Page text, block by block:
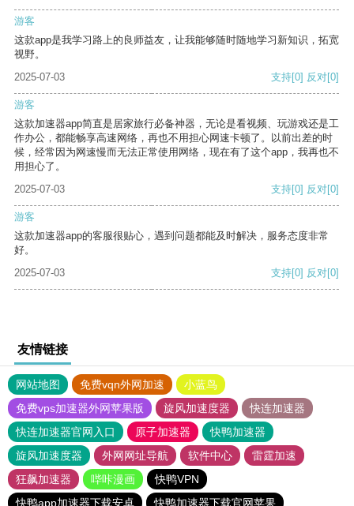
游客
这款app是我学习路上的良师益友，让我能够随时随地学习新知识，拓宽
视野。
2025-07-03
支持[0] 反对[0]
游客
这款加速器app简直是居家旅行必备神器，无论是看视频、玩游戏还是工
作办公，都能畅享高速网络，再也不用担心网速卡顿了。以前出差的时
候，经常因为网速慢而无法正常使用网络，现在有了这个app，我再也不
用担心了。
2025-07-03
支持[0] 反对[0]
游客
这款加速器app的客服很贴心，遇到问题都能及时解决，服务态度非常
好。
2025-07-03
支持[0] 反对[0]
友情链接
网站地图 免费vqn外网加速
小蓝鸟
免费vps加速器外网苹果版
旋风加速度器
快连加速器
快连加速器官网入口
原子加速器
快鸭加速器
旋风加速度器
外网网址导航 软件中心
雷霆加速
狂飙加速器
哔咔漫画
快鸭VPN
快鸭app加速器下载安卓
快鸭加速器下载官网苹果